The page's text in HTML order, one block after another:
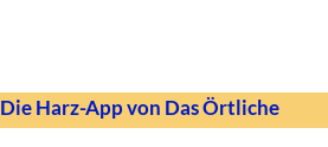
Die Harz-App von Das Örtliche